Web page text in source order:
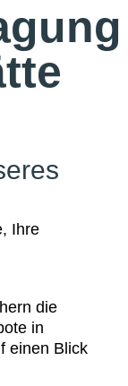
Ihre
die
in
einen Blick